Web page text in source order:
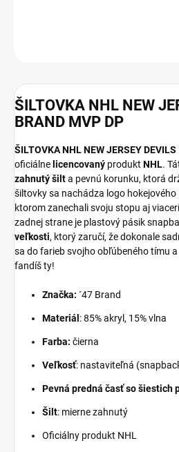
ŠILTOVKA NHL NEW
BRAND MVP DP
ŠILTOVKA NHL NEW JERSEY DEVILS
oficiálne licencovaný produkt NHL.
zahnutý šilta pevnú korunku, ktorá
šiltovky sa nachádza logo hokejového
ktorom zanechali svoju stopu aj
zadnej strane je plastový pásik
veľkosti, ktorý zaručí, že dokonale
sa do farieb svojho obľúbeného tímu
fandíš ty!
Značka: ´47 Brand
Materiál : 85% akryl, 15% vlna
Farba: čierna
Veľkosť: nastaviteľná
Pevná predná časť so šiestich
Šilt: mierne zahnutý
Oficiálny produkt NHL